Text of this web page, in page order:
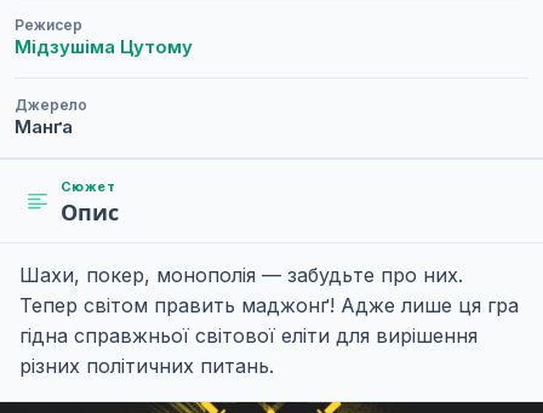
Режисер
Мідзушіма Цутому
Джерело
Манґа
Сюжет
Опис
Шахи, покер, монополія — забудьте про них.
Тепер світом править маджонґ! Адже лише ця гра
гідна справжньої світової еліти для вирішення
різних політичних питань.